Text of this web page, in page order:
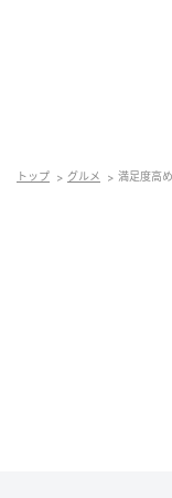
のは「ふわっと
トップ グルメ 満足度高